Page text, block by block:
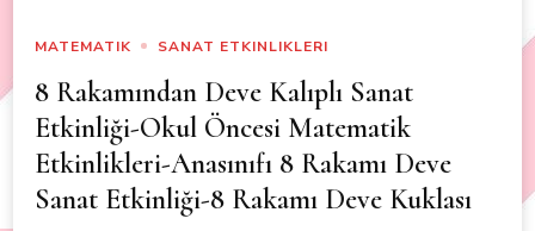
MATEMATIK SANAT ETKINLIKLERI
8 Rakamından Deve Kalıplı Sanat
Etkinliği-Okul Öncesi Matematik
Etkinlikleri-Anasınıfı 8 Rakamı Deve
Sanat Etkinliği-8 Rakamı Deve Kuklası